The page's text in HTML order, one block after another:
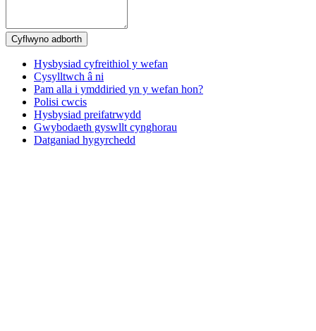
Hysbysiad cyfreithiol y wefan
Cysylltwch â ni
Pam alla i ymddiried yn y wefan hon?
Polisi cwcis
Hysbysiad preifatrwydd
Gwybodaeth gyswllt cynghorau
Datganiad hygyrchedd